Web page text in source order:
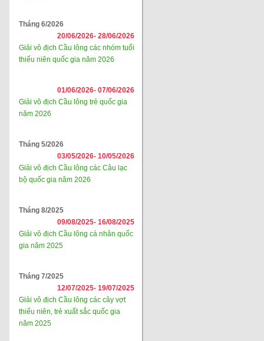
Tháng 6/2026
20/06/2026- 28/06/2026
Giải vô địch Cầu lông các nhóm tuổi
thiếu niên quốc gia năm 2026
01/06/2026- 07/06/2026
Giải vô địch Cầu lông trẻ quốc gia
năm 2026
Tháng 5/2026
03/05/2026- 10/05/2026
Giải vô địch Cầu lông các Câu lạc
bộ quốc gia năm 2026
Tháng 8/2025
09/08/2025- 16/08/2025
Giải vô địch Cầu lông cá nhân quốc
gia năm 2025
Tháng 7/2025
12/07/2025- 19/07/2025
Giải vô địch Cầu lông các cây vợt
thiếu niên, trẻ xuất sắc quốc gia
năm 2025